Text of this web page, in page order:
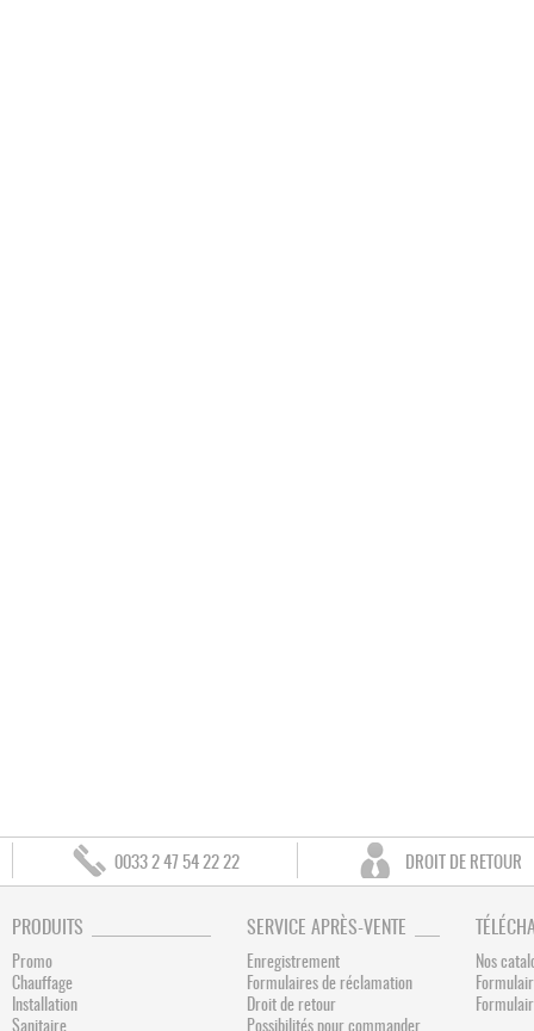
0033 2 47 54 22 22 DROIT DE RETOUR
PRODUITS
Promo
Chauffage
Installation
Sanitaire
SERVICE APRÈS-VENTE
Enregistrement
Formulaires de réclamation
Droit de retour
Possibilités pour commander
Nos